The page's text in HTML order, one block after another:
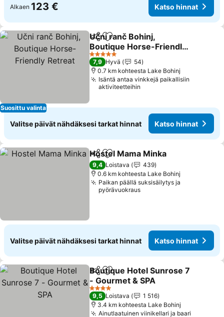
Alkaen 123 € Katso hinnat
Suosittu valinta
Jaa Lisää suosikkeihin
Učni ranč Bohinj,
Boutique Horse-Friendly
Retreat
Katso hinnat
5 Tähtiluokitus
7,9 Hyvä
54
0.7 km kohteesta Lake Bohinj
Isäntä antaa vinkkejä paikallisiin
aktiviteetteihin
Valitse päivät nähdäksesi tarkat hinnat Katso hinnat
Jaa Lisää suosikkeihin
Hostel Mama Minka
9,4 Loistava
439
0.6 km kohteesta Lake Bohinj
Paikan päällä suksisäilytys ja
pyörävuokraus
Valitse päivät nähdäksesi tarkat hinnat Katso hinnat
Jaa Lisää suosikkeihin
Boutique Hotel Sunrose 7
- Gourmet & SPA
Katso hinnat
4 Tähtiluokitus
9,5 Loistava
1 516
3.4 km kohteesta Lake Bohinj
Ainutlaatuinen viinikellari ja baari